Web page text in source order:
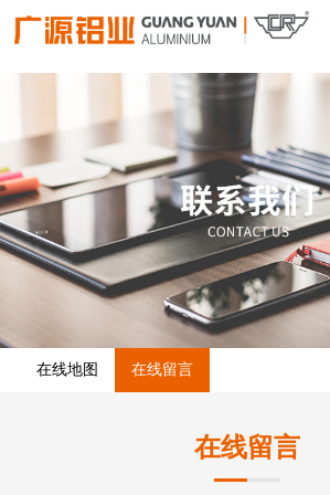
在线地图 在线留言
在线留言